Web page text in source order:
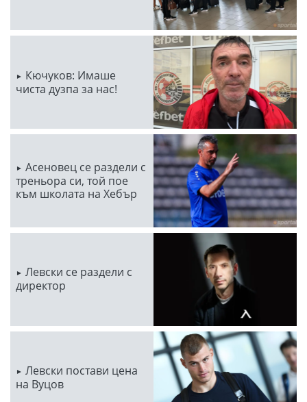
Кючуков: Имаше
чиста дузпа за нас!
Асеновец се раздели с
треньора си, той пое
към школата на Хебър
Левски се раздели с
директор
Левски постави цена
на Вуцов